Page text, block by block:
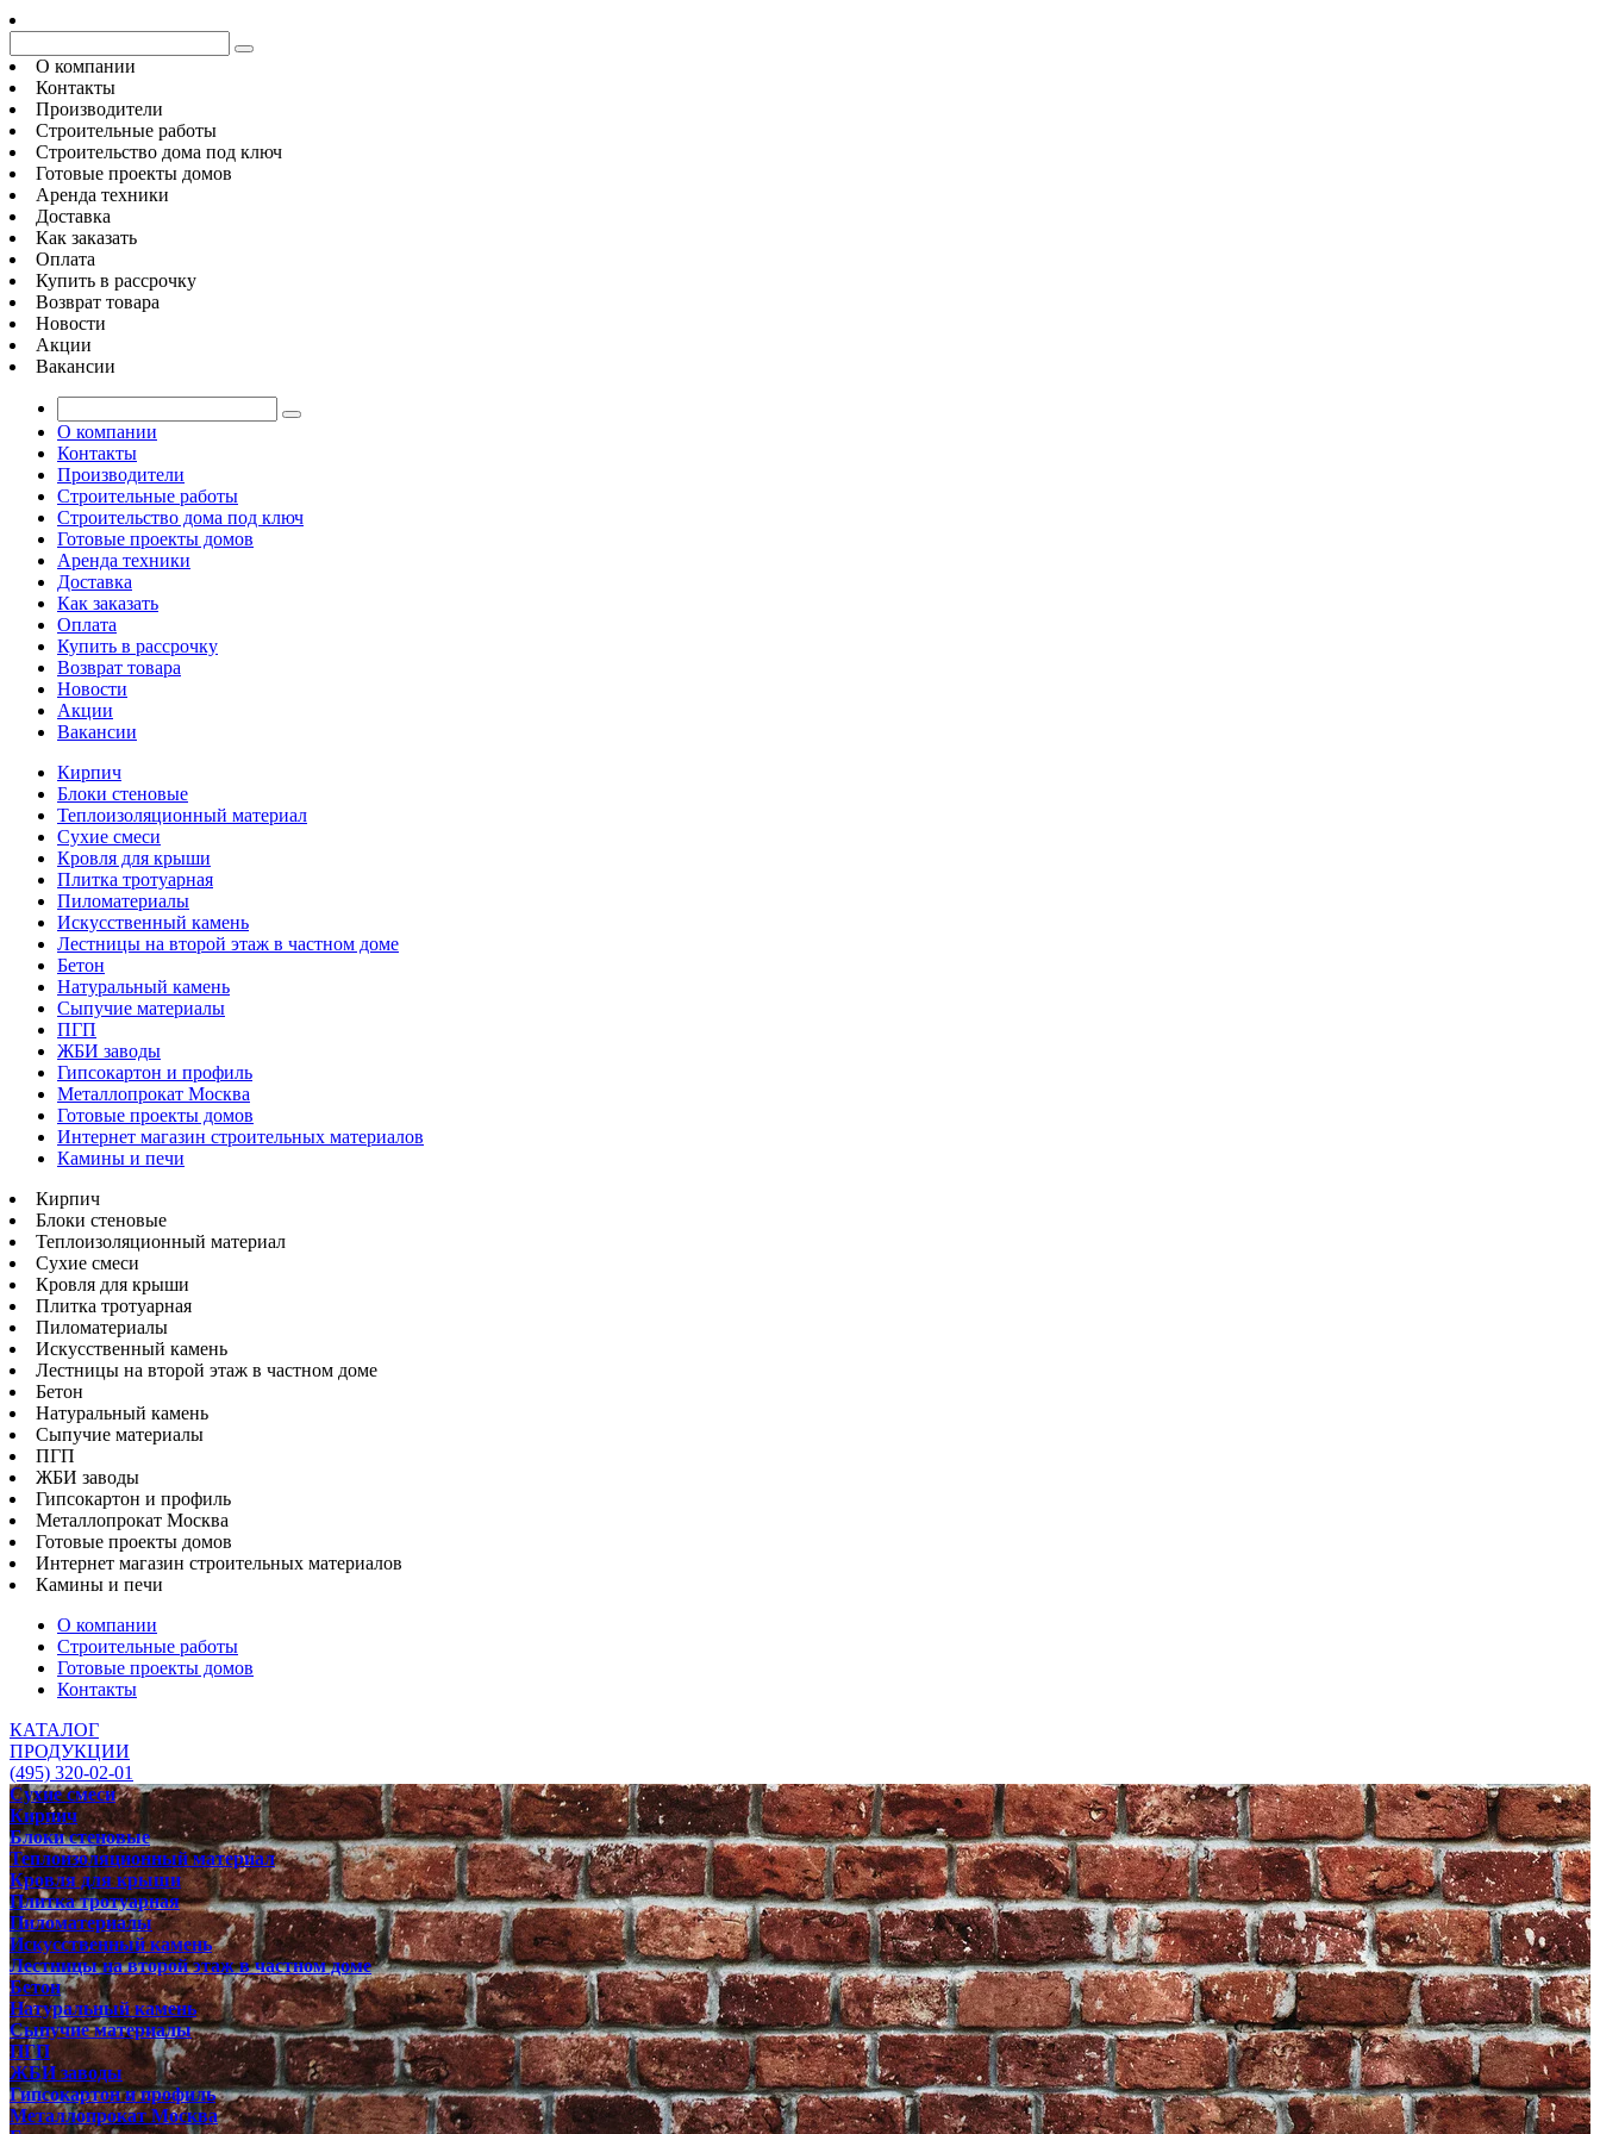
О компании
Контакты
Производители
Строительные работы
Строительство дома под ключ
Готовые проекты домов
Аренда техники
Доставка
Как заказать
Оплата
Купить в рассрочку
Возврат товара
Новости
Акции
Вакансии
О компании
Контакты
Производители
Строительные работы
Строительство дома под ключ
Готовые проекты домов
Аренда техники
Доставка
Как заказать
Оплата
Купить в рассрочку
Возврат товара
Новости
Акции
Вакансии
Кирпич
Блоки стеновые
Теплоизоляционный материал
Сухие смеси
Кровля для крыши
Плитка тротуарная
Пиломатериалы
Искусственный камень
Лестницы на второй этаж в частном доме
Бетон
Натуральный камень
Сыпучие материалы
ПГП
ЖБИ заводы
Гипсокартон и профиль
Металлопрокат Москва
Готовые проекты домов
Интернет магазин строительных материалов
Камины и печи
Кирпич
Блоки стеновые
Теплоизоляционный материал
Сухие смеси
Кровля для крыши
Плитка тротуарная
Пиломатериалы
Искусственный камень
Лестницы на второй этаж в частном доме
Бетон
Натуральный камень
Сыпучие материалы
ПГП
ЖБИ заводы
Гипсокартон и профиль
Металлопрокат Москва
Готовые проекты домов
Интернет магазин строительных материалов
Камины и печи
О компании
Строительные работы
Готовые проекты домов
Контакты
КАТАЛОГ
ПРОДУКЦИИ
(495) 320-02-01
Сухие смеси
Кирпич
Блоки стеновые
Теплоизоляционный материал
Кровля для крыши
Плитка тротуарная
Пиломатериалы
Искусственный камень
Лестницы на второй этаж в частном доме
Бетон
Натуральный камень
Сыпучие материалы
ПГП
ЖБИ заводы
Гипсокартон и профиль
Металлопрокат Москва